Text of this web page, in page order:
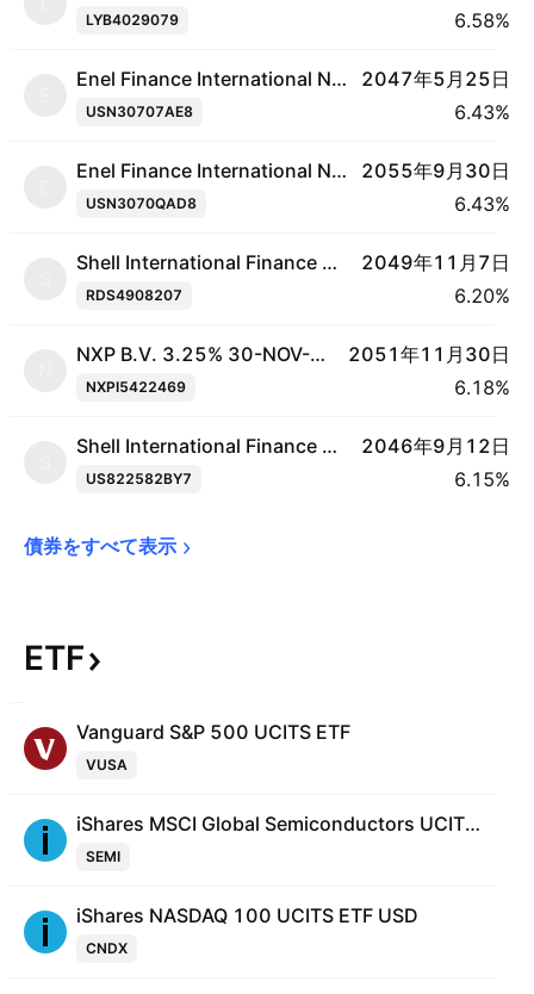
LYB4029079 6.58%
Enel Finance International NV 4.75% 25-MAY-2047
USN30707AE8 6.43%
2047年5月25日
Enel Finance International NV 5.75% 30-SEP-2055
USN3070QAD8 6.43%
2055年9月30日
Shell International Finance BV 3.125% 07-NOV-2049
RDS4908207 6.20%
2049年11月7日
NXP B.V. 3.25% 30-NOV-2051
NXPI5422469 6.18%
2051年11月30日
Shell International Finance BV 3.75% 12-SEP-2046
US822582BY7 6.15%
2046年9月12日
債券をすべて表示
ETF
Vanguard S&P 500 UCITS ETF
VUSA
iShares MSCI Global Semiconductors UCITS ETF AccumUSD
SEMI
iShares NASDAQ 100 UCITS ETF USD
CNDX